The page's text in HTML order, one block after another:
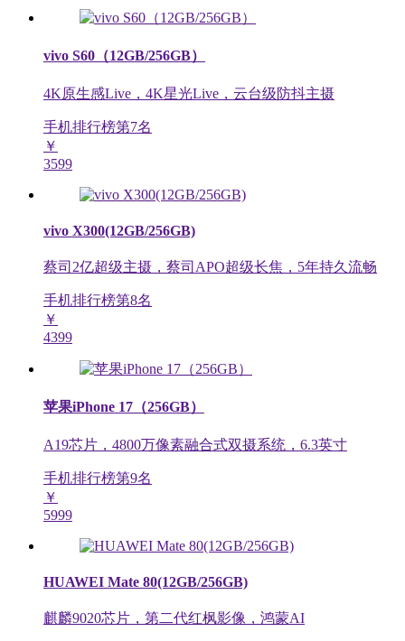
vivo S60（12GB/256GB）
4K原生感Live，4K星光Live，云台级防抖主摄
手机排行榜第7名
￥
3599
vivo X300(12GB/256GB)
蔡司2亿超级主摄，蔡司APO超级长焦，5年持久流畅
手机排行榜第8名
￥
4399
苹果iPhone 17（256GB）
A19芯片，4800万像素融合式双摄系统，6.3英寸
手机排行榜第9名
￥
5999
HUAWEI Mate 80(12GB/256GB)
麒麟9020芯片，第二代红枫影像，鸿蒙AI